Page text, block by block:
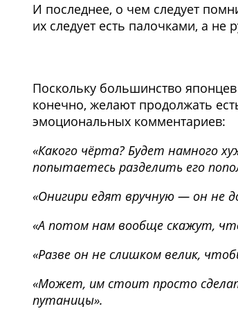
И последнее, о чем следует
их следует есть палочками, а не
Поскольку большинство японцев
конечно, желают продолжать
эмоциональных комментариев:
«Какого чёрта? Будет намного
попытаетесь разделить его
«Онигири едят вручную — он не
«А потом нам вообще скажут,
«Разве он не слишком велик,
«Может, им стоит просто
путаницы».